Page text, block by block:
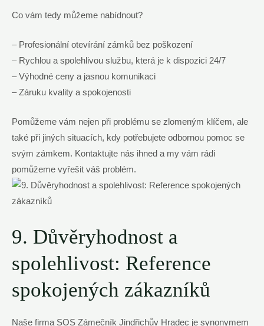
Co vám tedy můžeme nabídnout?
– Profesionální otevírání zámků bez poškození
– Rychlou a spolehlivou službu, která je k dispozici 24/7
– Výhodné ceny a jasnou komunikaci
– Záruku kvality a spokojenosti
Pomůžeme vám nejen při problému se zlomeným klíčem, ale
také při jiných situacích, kdy potřebujete odbornou pomoc se
svým zámkem. Kontaktujte nás ihned a my vám rádi
pomůžeme vyřešit váš problém.
9. Důvěryhodnost a
spolehlivost: Reference
spokojených zákazníků
Naše firma SOS Zámečník Jindřichův Hradec je synonymem